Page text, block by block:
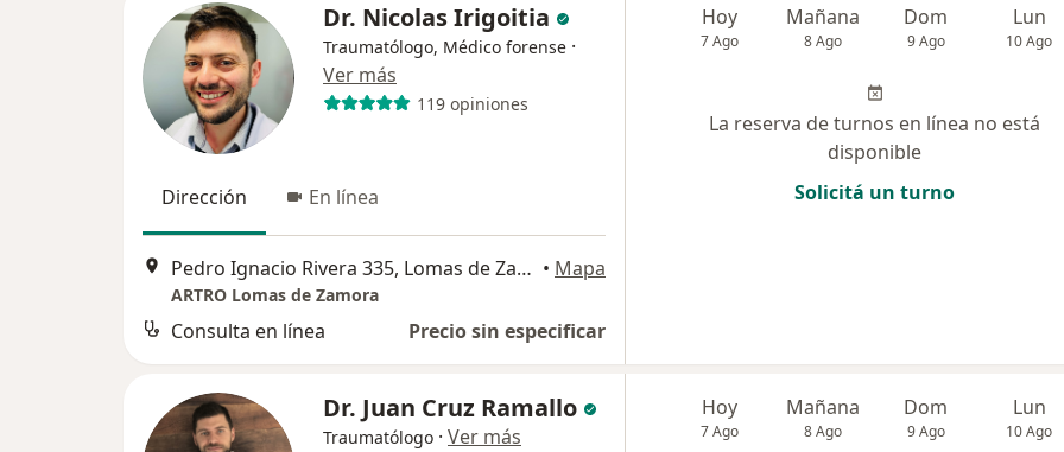
Dr. Nicolas Irigoitia
Traumatólogo, Médico forense ·
Ver más
119 opiniones
Dirección En línea
Pedro Ignacio Rivera 335, Lomas de Zamora • Mapa
ARTRO Lomas de Zamora
Consulta en línea Precio sin especificar
Hoy
7 Ago
Mañana
8 Ago
Dom
9 Ago
Lun
10 Ago
La reserva de turnos en línea no está
disponible
Solicitá un turno
Dr. Juan Cruz Ramallo
Traumatólogo · Ver más
Hoy
7 Ago
Mañana
8 Ago
Dom
9 Ago
Lun
10 Ago